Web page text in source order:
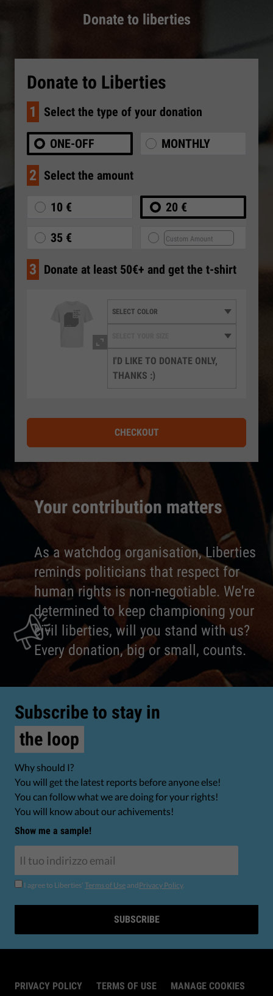
Donate to liberties
Your contribution matters
As a watchdog organisation, Liberties
reminds politicians that respect for
human rights is non-negotiable. We're
determined to keep championing your
civil liberties, will you stand with us?
Every donation, big or small, counts.
Donate to Liberties
1 Select the type of your donation
ONE-OFF MONTHLY
2 Select the amount
10 € 20 €
35 €
3 Donate at least 50€+ and get the t-shirt
I'D LIKE TO DONATE ONLY,
THANKS :)
CHECKOUT
Subscribe to stay in
the loop
Why should I?
You will get the latest reports before anyone else!
You can follow what we are doing for your rights!
You will know about our achivements!
Show me a sample!
I agree to Liberties' Terms of Use andPrivacy Policy.
SUBSCRIBE
PRIVACY POLICY TERMS OF USE MANAGE COOKIES